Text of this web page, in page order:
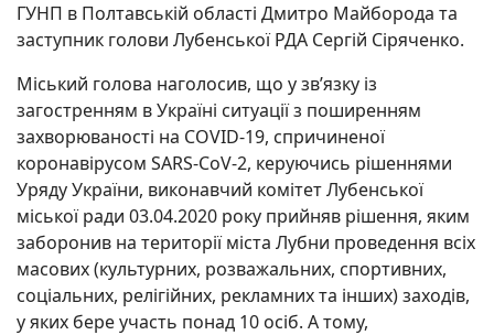
ГУНП в Полтавській області Дмитро Майборода та
заступник голови Лубенської РДА Сергій Сіряченко.
Міський голова наголосив, що у зв’язку із
загостренням в Україні ситуації з поширенням
захворюваності на COVID-19, спричиненої
коронавірусом SARS-CoV-2, керуючись рішеннями
Уряду України, виконавчий комітет Лубенської
міської ради 03.04.2020 року прийняв рішення, яким
заборонив на території міста Лубни проведення всіх
масових (культурних, розважальних, спортивних,
соціальних, релігійних, рекламних та інших) заходів,
у яких бере участь понад 10 осіб. А тому,